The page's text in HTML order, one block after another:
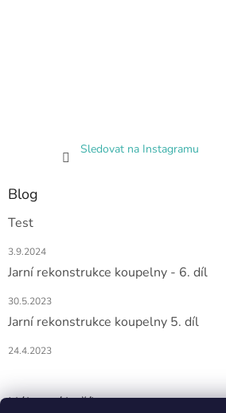
Sledovat na Instagramu
Blog
Test
3.9.2024
Jarní rekonstrukce koupelny - 6. díl
30.5.2023
Jarní rekonstrukce koupelny 5. díl
24.4.2023
Nákupní košík